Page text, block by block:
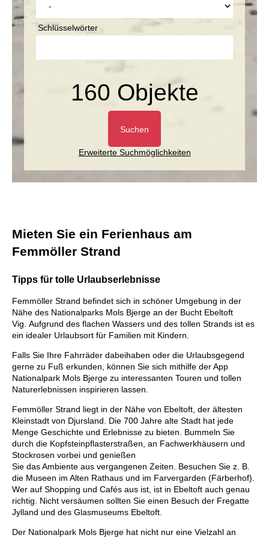
Schlüsselwörter
160 Objekte
Suchen
Erweiterte Suchmöglichkeiten
Mieten Sie ein Ferienhaus am
Femmöller Strand
Tipps für tolle Urlaubserlebnisse
Femmöller Strand befindet sich in schöner Umgebung in der
Nähe des Nationalparks Mols Bjerge an der Bucht Ebeltoft
Vig. Aufgrund des flachen Wassers und des tollen Strands ist es
ein idealer Urlaubsort für Familien mit Kindern.
Falls Sie Ihre Fahrräder dabeihaben oder die Urlaubsgegend
gerne zu Fuß erkunden, können Sie sich mithilfe der App
Nationalpark Mols Bjerge zu interessanten Touren und tollen
Naturerlebnissen inspirieren lassen.
Femmöller Strand liegt in der Nähe von Ebeltoft, der ältesten
Kleinstadt von Djursland. Die 700 Jahre alte Stadt hat jede
Menge Geschichte und Erlebnisse zu bieten. Bummeln Sie
durch die Kopfsteinpflasterstraßen, an Fachwerkhäusern und
Stockrosen vorbei und genießen
Sie das Ambiente aus vergangenen Zeiten. Besuchen Sie z. B.
die Museen im Alten Rathaus und im Farvergarden (Färberhof).
Wer auf Shopping und Cafés aus ist, ist in Ebeltoft auch genau
richtig. Nicht versäumen sollten Sie einen Besuch der Fregatte
Jylland und des Glasmuseums Ebeltoft.
Der Nationalpark Mols Bjerge hat nicht nur eine Vielzahl an